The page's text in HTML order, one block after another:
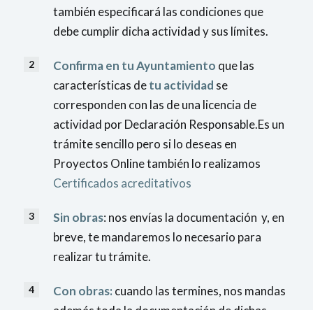
también especificará las condiciones que
debe cumplir dicha actividad y sus límites.
Confirma en tu Ayuntamiento que las
características detu actividad se
corresponden con las de una licencia de
actividad por Declaración Responsable.Es un
trámite sencillo pero si lo deseas en
Proyectos Online también lo realizamos
Certificados acreditativos
Sin obras: nos envías la documentación y, en
breve, te mandaremos lo necesario para
realizar tu trámite.
Con obras: cuando las termines, nos mandas